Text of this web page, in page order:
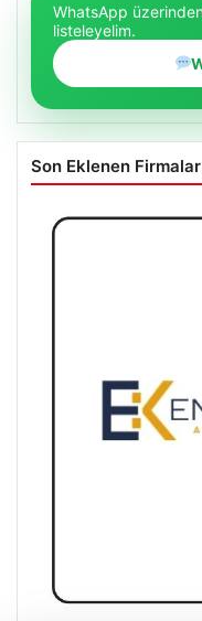
WhatsApp
listeleyelim.
Son Eklenen Firmalar